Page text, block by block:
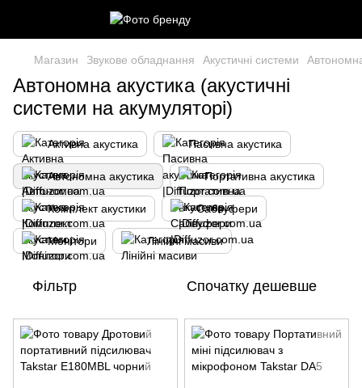
Магазин Звукове обладнання Акустичні системи
Автономна акустика (акустичні
системи на акумуляторі)
Активна акустика Пасивна акустика
Автономна акустика Портативна акустика
Комплект акустики Сабвуфери
Монітори Лінійні масиви
Фільтр Спочатку дешевше